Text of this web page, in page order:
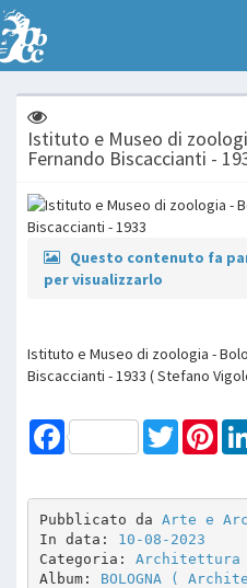
Istituto e Museo di
Fernando Biscaccianti -
Questo contenuto fa
per visualizzarlo
Istituto e Museo di zoologia -
Biscaccianti - 1933 ( Stefano
Facebook Twitter
Pubblicato da Arte e
In data: 10-08-2023
Categoria: Architettura
Album: BOLOGNA (